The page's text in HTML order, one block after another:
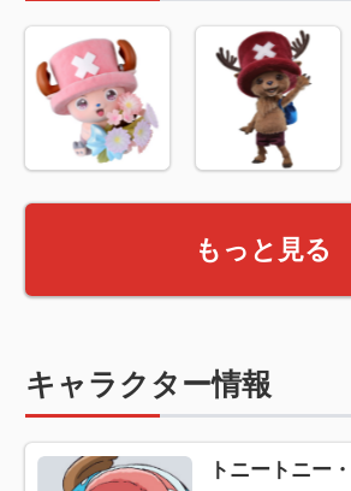
もっと見る
キャラクター情報
トニートニー